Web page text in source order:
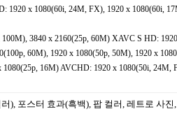
1920 x 1080(60i, 24M, FX), 1920 x 1080(60i,
3840 x 2160(25p, 60M) XAVC S HD:
60M), 1920 x 1080(50p, 50M), 1920 x
1080(25p, 16M) AVCHD: 1920 x 1080(50i, 24M,
), 포스터 효과(흑백), 팝 컬러, 레트로 사진